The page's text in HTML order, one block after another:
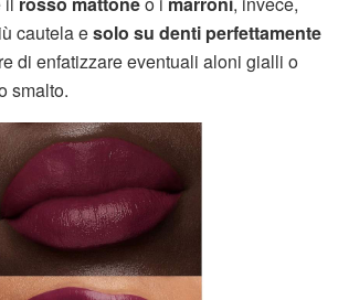
cautela esolo su denti perfettamente
di enfatizzare eventuali aloni gialli o
smalto.